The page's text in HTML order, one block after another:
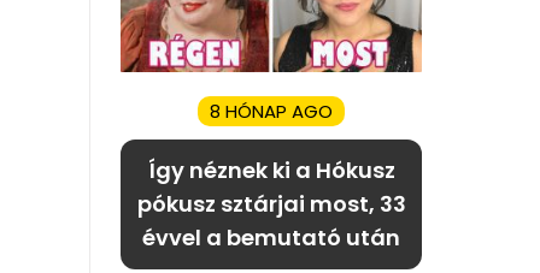
8 HÓNAP AGO
Így néznek ki a Hókusz
pókusz sztárjai most, 33
évvel a bemutató után